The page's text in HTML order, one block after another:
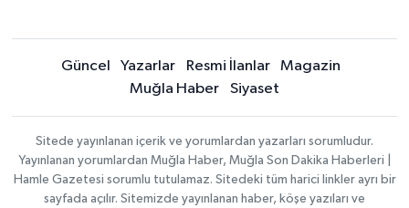
Güncel Yazarlar Resmi İlanlar
Magazin
Muğla Haber
Siyaset
Sitede yayınlanan içerik ve yorumlardan yazarları sorumludur.
Yayınlanan yorumlardan Muğla Haber, Muğla Son Dakika Haberleri |
Hamle Gazetesi sorumlu tutulamaz. Sitedeki tüm harici linkler ayrı bir
sayfada açılır. Sitemizde yayınlanan haber, köşe yazıları ve